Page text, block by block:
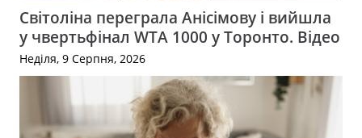
Світоліна переграла Анісімову і вийшла
у чвертьфінал WTA 1000 у Торонто. Відео
Неділя, 9 Серпня, 2026